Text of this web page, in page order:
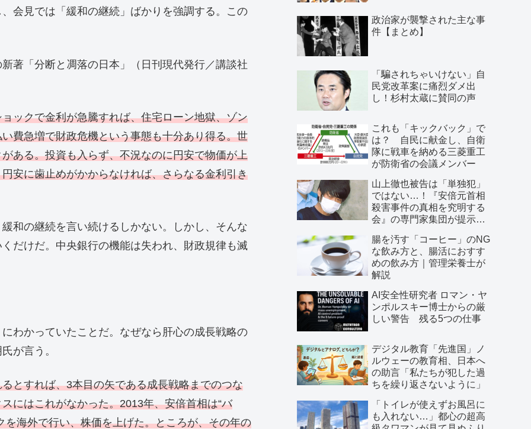
会見では「緩和の継続」ばかりを強調する。この
著「分断と凋落の日本」（日刊現代発行／講談社
ックで金利が急騰すれば、住宅ローン地獄、ゾン
費急増で財政危機という事態も十分あり得る。世
ある。投資も入らず、不況なのに円安で物価が上
安に歯止めがかからなければ、さらなる金利引き
和の継続を言い続けるしかない。しかし、そんな
だけだ。中央銀行の機能は失われ、財政規律も滅
わかっていたことだ。なぜなら肝心の成長戦略の
が言う。
とすれば、3本目の矢である成長戦略までのつな
にはこれがなかった。2013年、安倍首相は“バ
海外で行い、株価を上げた。ところが、その年の
政治家が襲撃された主な事
件【まとめ】
「騙されちゃいけない」自
民党改革案に痛烈ダメ出
し！杉村太蔵に賛同の声
これも「キックバック」で
は？ 自民に献金し、自衛
隊に戦車を納める三菱重工
が防衛省の会議メンバー
山上徹也被告は「単独犯」
ではない…！『安倍元首相
殺害事件の真相を究明する
会』の専門家集団が提示し
腸を汚す「コーヒー」のNG
な飲み方と、腸活におすす
めの飲み方｜管理栄養士が
解説
AI安全性研究者 ロマン・ヤ
ンポルスキー博士からの厳
しい警告 残る5つの仕事
デジタル教育「先進国」ノ
ルウェーの教育相、日本へ
の助言「私たちが犯した過
ちを繰り返さないように」
「トイレが使えずお風呂に
も入れない…」都心の超高